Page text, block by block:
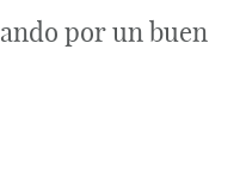
por un buen